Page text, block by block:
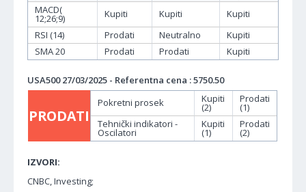
MACD(
12;26;9) Kupiti Kupiti
Kupiti
RSI (14)
Prodati Neutralno
Kupiti
SMA 20
Prodati Prodati Kupiti
USA500 27/03/2025 - Referentna cena : 5750.50
PRODATI
Pokretni prosek Kupiti
(2)
Prodati
(1)
Tehnički indikatori -
Oscilatori
Kupiti
(1)
Prodati
(2)
IZVORI:
CNBC, Investing;